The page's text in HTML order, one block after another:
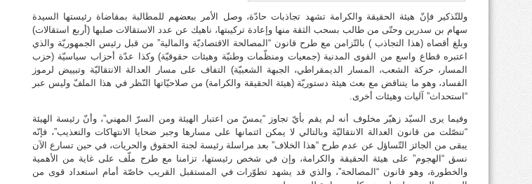
وللتّذكير فإنّ هيئة الحقيقة والكرامة تشهد تجاذبات حادّة، وصل الأمر ببعضهم للمطالبة بمقاضاة رئيستها السيدة
سهام بن سدرين وحتّى من طالب بسحب الثقة منها وإعادة تركيبتها، ناهيك عن عدد الاستقالات صلبها (أربع استقالات)
وبلغ أقصاه (هذا التجاذب ) بالتّزامن مع طرح قانون “المصالحة الاقتصاديّة والمالية” من قبل رئيس الجمهوريّة والذي
اعتبره قطاع واسع من القوى المدنية (جمعيات ومنظّمات وطنيّة وهيئات حقوقيّة) وكذا عدّة أحزاب سياسيّة (حزب
المسار، حركة الشعب، المسار الديمقراطي، الجبهة الشعبيّة) التفاف على مسار العدالة الانتقاليّة وتبييض لرموز
الفساد، وهو ما يتناقض مع بعث هيئة دستوريّة (هيئة الحقيقة والكرامة) من صلاحيّاتها النّظر في هذا الملفّ وليس عبر
“استحداث” آليات وهيئات أخرى.
وفيما يرى السيّد زهيّر مخلوف أنه لم يقم بأيّ تجاوز “يمسّ من اعتبار الهيئة ومن السرّ المهني”، وأنّ رئيسة الهيئة
“تنصّلت من قانون العدالة الانتقاليّة وبالتالي لا يمكن ائتمانها على مسارها وجبر ضحايا الانتهاكات والتعذيب”، فإنّه
يبقى من الجائز التّساؤل عن عدم طرح “هذا الخلاف” بعد مراسلة رئيسة لجنة الحقوق والحريات، في حين تسارع الآن
نسق “الهجوم” على هيئة الحقيقة والكرامة، وإن في شخص رئيستها، تزامنا مع طرح ملّف على غاية من الأهمية
والخطورة، وهو قانون “المصالحة”، والذي قد يشهد تطوّرات في المستقبل القريب خاصّة أمام استعداد قوى من